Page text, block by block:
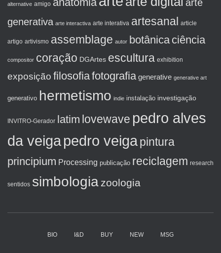
alternative amigo
arte
generativa arte interactiva arte interativa artesanal article
artigo artivismo assemblage autor botânica ciência
compositor coração DGArtes escultura exhibition
exposição filosofiafotografia generative generative art
generativo hermetismo indie instalação investigação
INVITRO-Gerador latim lovewave pedro alves
da veigapedro veigapintura
principium Processing publicação reciclagem research
sentidos simbologiazoologia
BIO I&D BUY NEW MSG